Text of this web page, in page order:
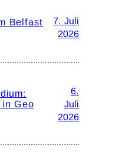
Belfast
7. Juli
2026
Geo
6.
Juli
2026